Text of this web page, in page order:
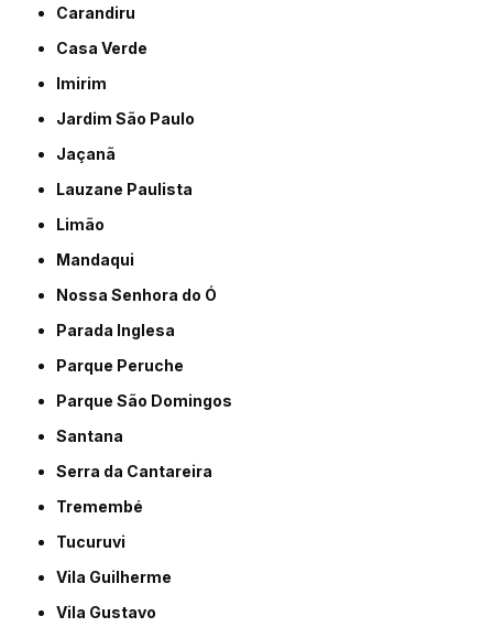
Carandiru
Casa Verde
Imirim
Jardim São Paulo
Jaçanã
Lauzane Paulista
Limão
Mandaqui
Nossa Senhora do Ó
Parada Inglesa
Parque Peruche
Parque São Domingos
Santana
Serra da Cantareira
Tremembé
Tucuruvi
Vila Guilherme
Vila Gustavo